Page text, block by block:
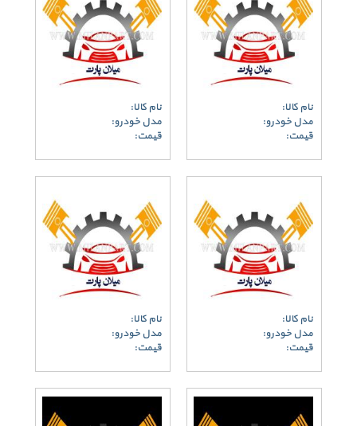
نام کالا:
مدل خودرو:
قیمت:
نام کالا:
مدل خودرو:
قیمت:
نام کالا:
مدل خودرو:
قیمت:
نام کالا:
مدل خودرو:
قیمت: